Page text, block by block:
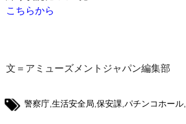
こちらから
文＝アミューズメントジャパン編集部
警察庁,生活安全局,保安課,パチンコホール,